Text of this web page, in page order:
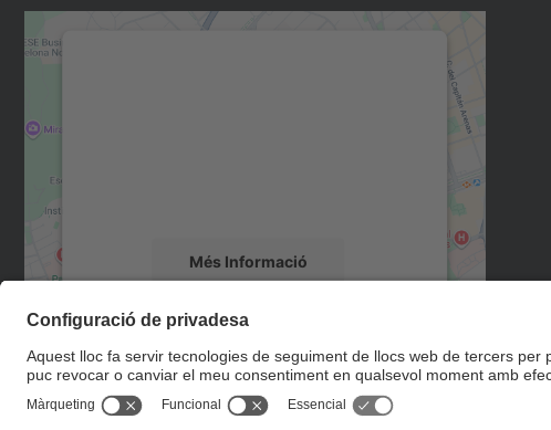
Més Informació
Accepta
powered byUsercentrics Consent
Management Platform